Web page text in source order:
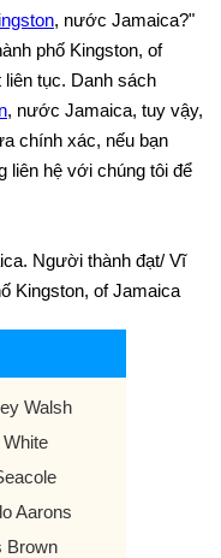
, nước Jamaica?"
phố Kingston, of
tục. Danh sách
, nước Jamaica, tuy vậy,
chính xác, nếu bạn
liên hệ với chúng tôi để
Người thành đạt/ Vĩ
Kingston, of Jamaica
Walsh
Aarons
Brown